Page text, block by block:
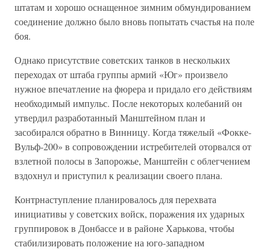
штатам и хорошо оснащенное зимним обмундированием
соединение должно было вновь попытать счастья на поле
боя.
Однако присутствие советских танков в нескольких
переходах от штаба группы армий «Юг» произвело
нужное впечатление на фюрера и придало его действиям
необходимый импульс. После некоторых колебаний он
утвердил разработанный Манштейном план и
засобирался обратно в Винницу. Когда тяжелый «Фокке-
Вульф-200» в сопровождении истребителей оторвался от
взлетной полосы в Запорожье, Манштейн с облегчением
вздохнул и приступил к реализации своего плана.
Контрнаступление планировалось для перехвата
инициативы у советских войск, поражения их ударных
группировок в Донбассе и в районе Харькова, чтобы
стабилизировать положение на юго-западном